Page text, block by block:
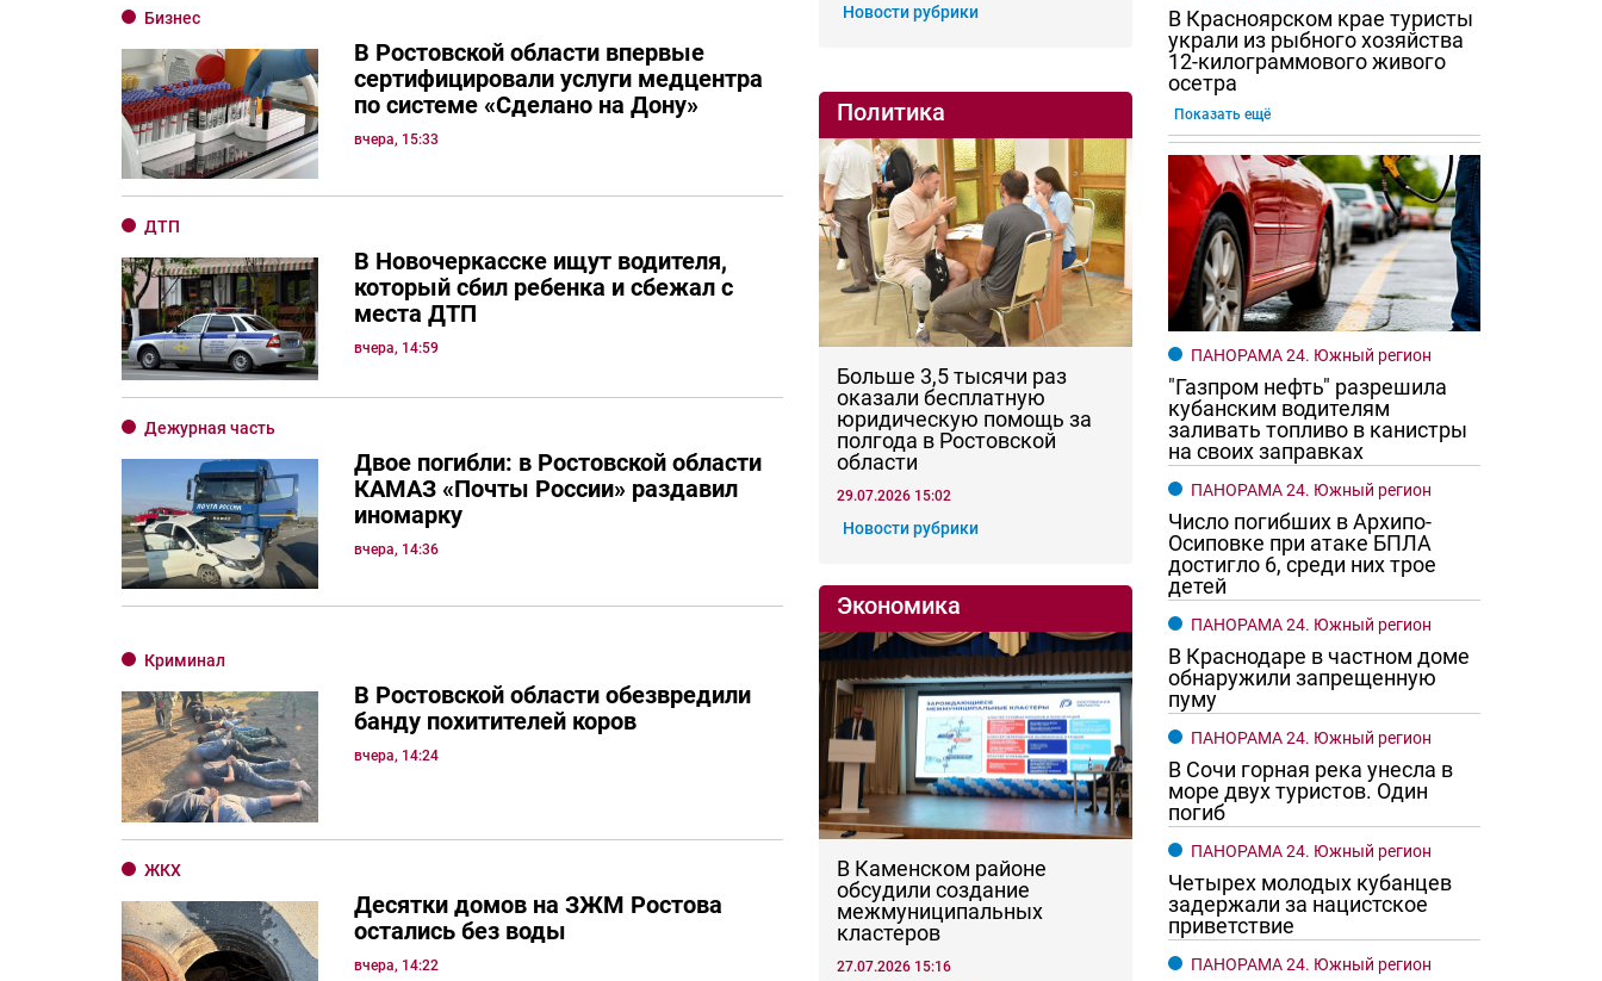
Бизнес
В Ростовской области впервые
сертифицировали услуги медцентра
по системе «Сделано на Дону»
вчера, 15:33
ДТП
В Новочеркасске ищут водителя,
который сбил ребенка и сбежал с
места ДТП
вчера, 14:59
Дежурная часть
Двое погибли: в Ростовской области
КАМАЗ «Почты России» раздавил
иномарку
вчера, 14:36
Криминал
В Ростовской области обезвредили
банду похитителей коров
вчера, 14:24
ЖКХ
Десятки домов на ЗЖМ Ростова
остались без воды
вчера, 14:22
Новости рубрики
Политика
Больше 3,5 тысячи раз
оказали бесплатную
юридическую помощь за
полгода в Ростовской
области
29.07.2026 15:02
Новости рубрики
Экономика
В Каменском районе
обсудили создание
межмуниципальных
кластеров
27.07.2026 15:16
В Красноярском крае туристы
украли из рыбного хозяйства
12-килограммового живого
осетра
Показать ещё
ПАНОРАМА 24. Южный регион
"Газпром нефть" разрешила
кубанским водителям
заливать топливо в канистры
на своих заправках
ПАНОРАМА 24. Южный регион
Число погибших в Архипо-
Осиповке при атаке БПЛА
достигло 6, среди них трое
детей
ПАНОРАМА 24. Южный регион
В Краснодаре в частном доме
обнаружили запрещенную
пуму
ПАНОРАМА 24. Южный регион
В Сочи горная река унесла в
море двух туристов. Один
погиб
ПАНОРАМА 24. Южный регион
Четырех молодых кубанцев
задержали за нацистское
приветствие
ПАНОРАМА 24. Южный регион